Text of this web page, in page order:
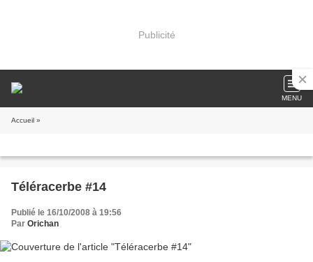
Publicité
MENU
Accueil »
Téléracerbe #14
Publié le 16/10/2008 à 19:56
Par Orichan